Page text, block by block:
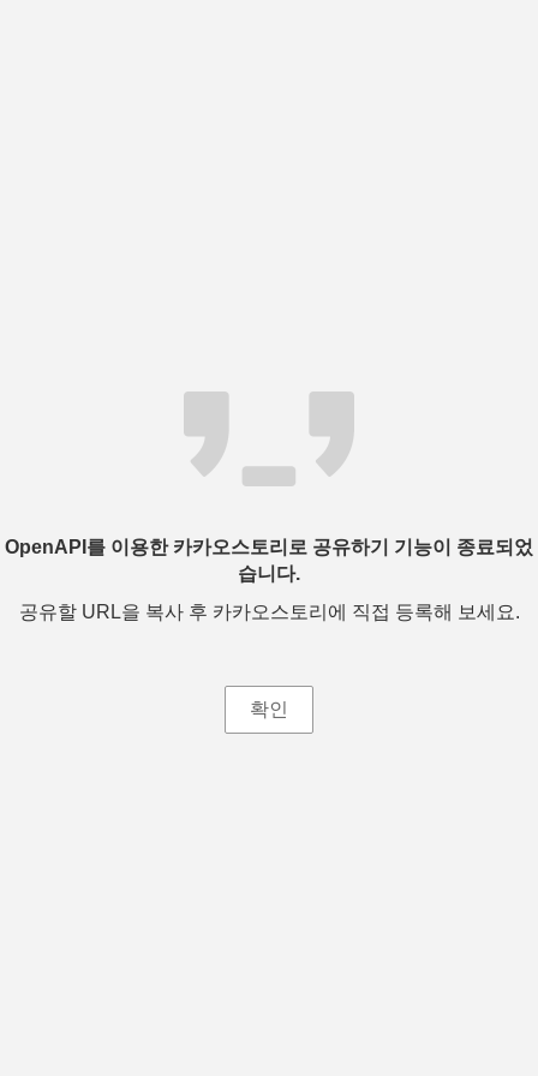
OpenAPI를 이용한 카카오스토리로 공유하기 기능이 종료되었
습니다.
공유할 URL을 복사 후 카카오스토리에 직접 등록해 보세요.
확인